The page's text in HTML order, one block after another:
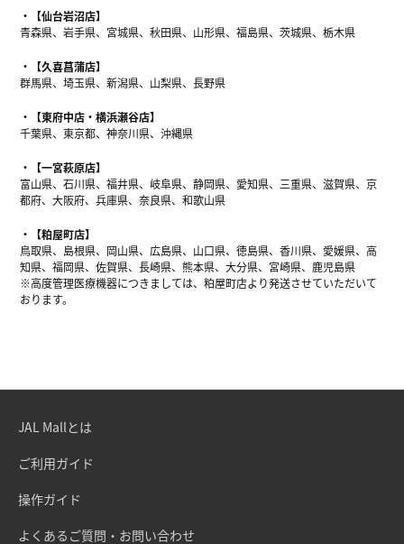
【仙台岩沼店】
青森県、岩手県、宮城県、秋田県、山形県、福島県、茨城県、栃木県
【久喜菖蒲店】
群馬県、埼玉県、新潟県、山梨県、長野県
【東府中店・横浜瀬谷店】
千葉県、東京都、神奈川県、沖縄県
【一宮萩原店】
富山県、石川県、福井県、岐阜県、静岡県、愛知県、三重県、滋賀県、京
都府、大阪府、兵庫県、奈良県、和歌山県
【粕屋町店】
鳥取県、島根県、岡山県、広島県、山口県、徳島県、香川県、愛媛県、高
知県、福岡県、佐賀県、長崎県、熊本県、大分県、宮崎県、鹿児島県
※高度管理医療機器につきましては、粕屋町店より発送させていただいて
おります。
JAL Mallとは
ご利用ガイド
操作ガイド
よくあるご質問・お問い合わせ